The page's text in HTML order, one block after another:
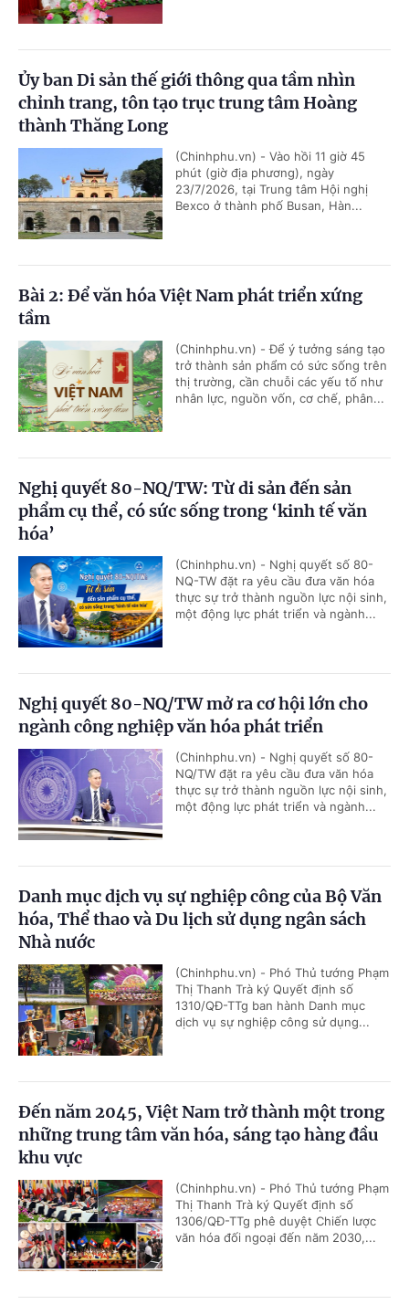
Ủy ban Di sản thế giới thông qua tầm nhìn
chỉnh trang, tôn tạo trục trung tâm Hoàng
thành Thăng Long
(Chinhphu.vn) - Vào hồi 11 giờ 45
phút (giờ địa phương), ngày
23/7/2026, tại Trung tâm Hội nghị
Bexco ở thành phố Busan, Hàn...
Bài 2: Để văn hóa Việt Nam phát triển xứng
tầm
(Chinhphu.vn) - Để ý tưởng sáng tạo
trở thành sản phẩm có sức sống trên
thị trường, cần chuỗi các yếu tố như
nhân lực, nguồn vốn, cơ chế, phân...
Nghị quyết 80-NQ/TW: Từ di sản đến sản
phẩm cụ thể, có sức sống trong ‘kinh tế văn
hóa’
(Chinhphu.vn) - Nghị quyết số 80-
NQ-TW đặt ra yêu cầu đưa văn hóa
thực sự trở thành nguồn lực nội sinh,
một động lực phát triển và ngành...
Nghị quyết 80-NQ/TW mở ra cơ hội lớn cho
ngành công nghiệp văn hóa phát triển
(Chinhphu.vn) - Nghị quyết số 80-
NQ/TW đặt ra yêu cầu đưa văn hóa
thực sự trở thành nguồn lực nội sinh,
một động lực phát triển và ngành...
Danh mục dịch vụ sự nghiệp công của Bộ Văn
hóa, Thể thao và Du lịch sử dụng ngân sách
Nhà nước
(Chinhphu.vn) - Phó Thủ tướng Phạm
Thị Thanh Trà ký Quyết định số
1310/QĐ-TTg ban hành Danh mục
dịch vụ sự nghiệp công sử dụng...
Đến năm 2045, Việt Nam trở thành một trong
những trung tâm văn hóa, sáng tạo hàng đầu
khu vực
(Chinhphu.vn) - Phó Thủ tướng Phạm
Thị Thanh Trà ký Quyết định số
1306/QĐ-TTg phê duyệt Chiến lược
văn hóa đối ngoại đến năm 2030,...